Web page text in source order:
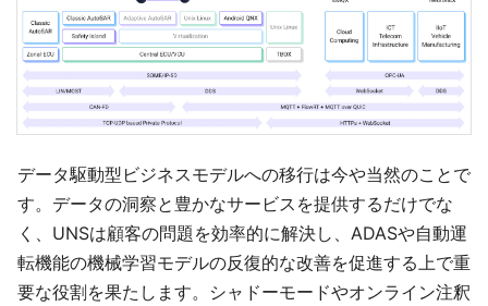
データ駆動型ビジネスモデルへの移行は今や当然のことで
す。データの洞察と豊かなサービスを提供するだけでな
く、UNSは顧客の問題を効率的に解決し、ADASや自動運
転機能の機械学習モデルの反復的な改善を促進する上で重
要な役割を果たします。シャドーモードやオンライン注釈